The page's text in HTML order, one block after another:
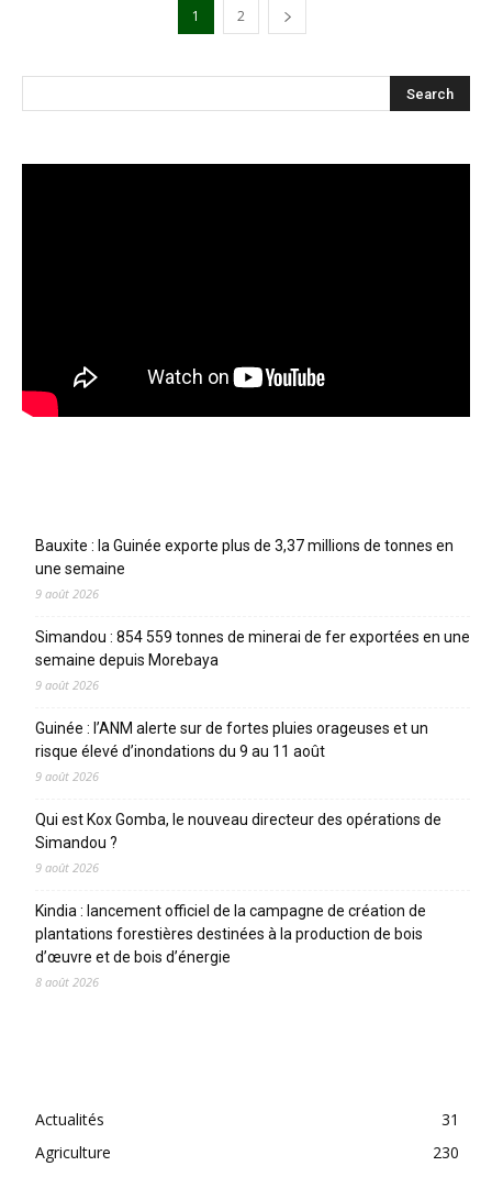
1 2
Bauxite : la Guinée exporte plus de 3,37 millions de tonnes en
une semaine
9 août 2026
Simandou : 854 559 tonnes de minerai de fer exportées en une
semaine depuis Morebaya
9 août 2026
Guinée : l’ANM alerte sur de fortes pluies orageuses et un
risque élevé d’inondations du 9 au 11 août
9 août 2026
Qui est Kox Gomba, le nouveau directeur des opérations de
Simandou ?
9 août 2026
Kindia : lancement officiel de la campagne de création de
plantations forestières destinées à la production de bois
d’œuvre et de bois d’énergie
8 août 2026
Actualités
31
Agriculture
230